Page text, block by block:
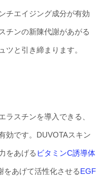
チエイジング成分が有効
チンの新陳代謝があがる
ツと引き締まります。
ラスチンを導入できる、
効です。DUVOTAスキン
をあげる ビタミンC誘導体
をあげて活性化させるEGF